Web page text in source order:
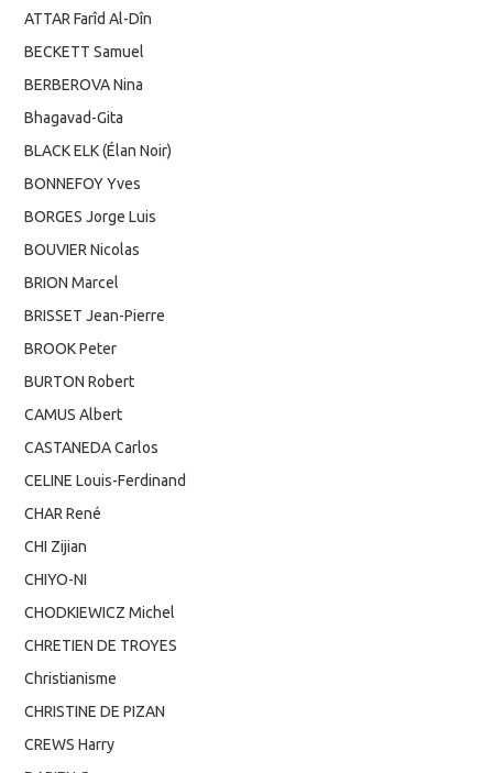
ATTAR Farîd Al-Dîn
BECKETT Samuel
BERBEROVA Nina
Bhagavad-Gita
BLACK ELK (Élan Noir)
BONNEFOY Yves
BORGES Jorge Luis
BOUVIER Nicolas
BRION Marcel
BRISSET Jean-Pierre
BROOK Peter
BURTON Robert
CAMUS Albert
CASTANEDA Carlos
CELINE Louis-Ferdinand
CHAR René
CHI Zijian
CHIYO-NI
CHODKIEWICZ Michel
CHRETIEN DE TROYES
Christianisme
CHRISTINE DE PIZAN
CREWS Harry